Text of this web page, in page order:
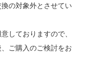
の対象外とさせてい
しておりますので、
ご購入のご検討をお